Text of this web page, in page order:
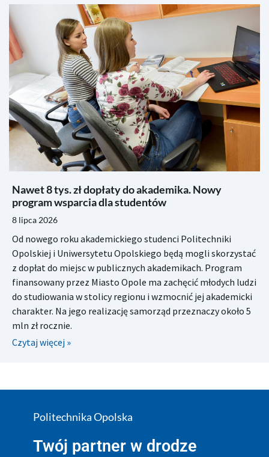
Nawet 8 tys. zł dopłaty do akademika. Nowy
program wsparcia dla studentów
8 lipca 2026
Od nowego roku akademickiego studenci Politechniki
Opolskiej i Uniwersytetu Opolskiego będą mogli skorzystać
z dopłat do miejsc w publicznych akademikach. Program
finansowany przez Miasto Opole ma zachęcić młodych ludzi
do studiowania w stolicy regionu i wzmocnić jej akademicki
charakter. Na jego realizację samorząd przeznaczy około 5
mln zł rocznie.
Czytaj więcej »
Politechnika Opolska
Twój partner w drodze